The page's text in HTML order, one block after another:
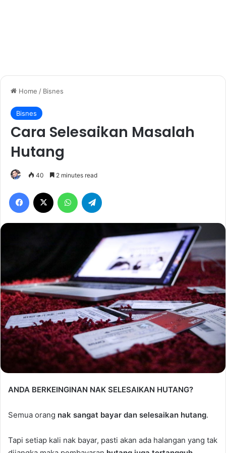
Home / Bisnes
Bisnes
Cara Selesaikan Masalah
Hutang
40 2 minutes read
Facebook WhatsApp
ANDA BERKEINGINAN NAK SELESAIKAN HUTANG?
Semua orang nak sangat bayar dan selesaikan hutang.
Tapi setiap kali nak bayar, pasti akan ada halangan yang tak